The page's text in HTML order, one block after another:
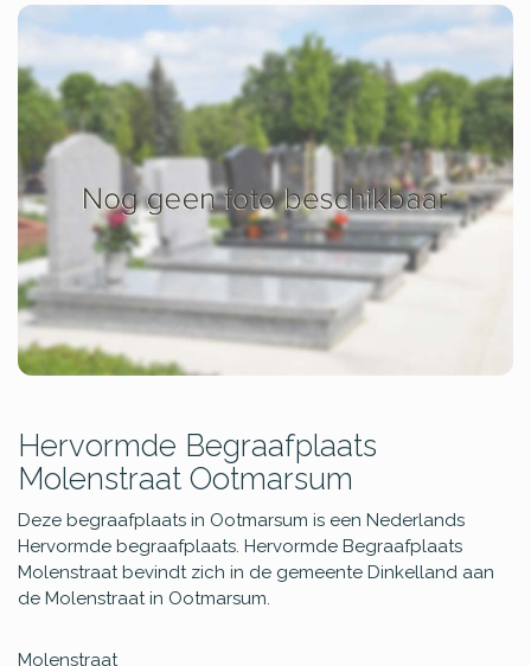
Hervormde Begraafplaats
Molenstraat Ootmarsum
Deze begraafplaats in Ootmarsum is een Nederlands
Hervormde begraafplaats. Hervormde Begraafplaats
Molenstraat bevindt zich in de gemeente Dinkelland aan
de Molenstraat in Ootmarsum.
Molenstraat